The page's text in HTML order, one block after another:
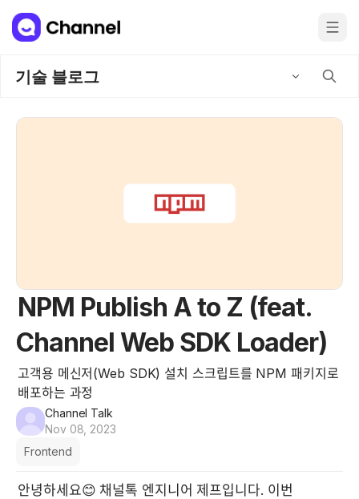
기술 블로그
NPM Publish A to Z (feat.
Channel Web SDK Loader)
고객용 메신저(Web SDK) 설치 스크립트를 NPM 패키지로
배포하는 과정
Channel Talk
Nov 08, 2023
Frontend
안녕하세요😊 채널톡 엔지니어 제프입니다. 이번